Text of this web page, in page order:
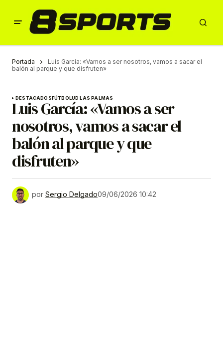
Portada
Luis García: «Vamos a ser nosotros, vamos a sacar el
balón al parque y que disfruten»
DESTACADOSFÚTBOLUD LAS PALMAS
Luis García: «Vamos a ser
nosotros, vamos a sacar el
balón al parque y que
disfruten»
por Sergio Delgado09/06/2026 10:42